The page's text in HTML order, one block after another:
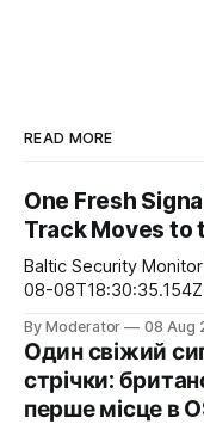
READ MORE
One Fresh
Track Moves to
Baltic Security
08-08T18:30:35.154Z The evening OSINT digest for 8
system identified
while four of the five
56 and 108 hours
By Moderator 08 Aug
Один свіжий
стрічки:
перше місце в